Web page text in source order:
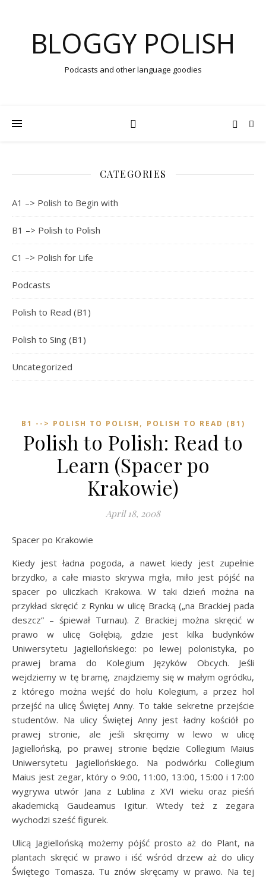
BLOGGY POLISH
Podcasts and other language goodies
CATEGORIES
A1 –> Polish to Begin with
B1 –> Polish to Polish
C1 –> Polish for Life
Podcasts
Polish to Read (B1)
Polish to Sing (B1)
Uncategorized
B1 --> POLISH TO POLISH , POLISH TO READ (B1)
Polish to Polish: Read to
Learn (Spacer po
Krakowie)
April 18, 2008
Spacer po Krakowie
Kiedy jest ładna pogoda, a nawet kiedy jest zupełnie
brzydko, a całe miasto skrywa mgła, miło jest pójść na
spacer po uliczkach Krakowa. W taki dzień można na
przykład skręcić z Rynku w ulicę Bracką („na Brackiej pada
deszcz” – śpiewał Turnau). Z Brackiej można skręcić w
prawo w ulicę Gołębią, gdzie jest kilka budynków
Uniwersytetu Jagiellońskiego: po lewej polonistyka, po
prawej brama do Kolegium Języków Obcych. Jeśli
wejdziemy w tę bramę, znajdziemy się w małym ogródku,
z którego można wejść do holu Kolegium, a przez hol
przejść na ulicę Świętej Anny. To takie sekretne przejście
studentów. Na ulicy Świętej Anny jest ładny kościół po
prawej stronie, ale jeśli skręcimy w lewo w ulicę
Jagiellońską, po prawej stronie będzie Collegium Maius
Uniwersytetu Jagiellońskiego. Na podwórku Collegium
Maius jest zegar, który o 9:00, 11:00, 13:00, 15:00 i 17:00
wygrywa utwór Jana z Lublina z XVI wieku oraz pieśń
akademicką Gaudeamus Igitur. Wtedy też z zegara
wychodzi sześć figurek.
Ulicą Jagiellońską możemy pójść prosto aż do Plant, na
plantach skręcić w prawo i iść wśród drzew aż do ulicy
Świętego Tomasza. Tu znów skręcamy w prawo. Na tej